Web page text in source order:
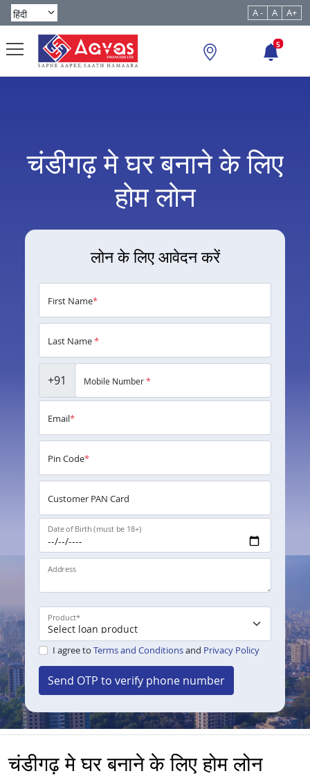
A - A A+
5
चंडीगढ़ मे घर बनाने के लिए
होम लोन
लोन के लिए आवेदन करें
First Name*
Last Name*
+91 Mobile Number*
Email*
Pin Code*
Customer PAN Card
Date of Birth (must be 18+)
Address
Product*
I agree to Terms and Conditionsand Privacy Policy
Send OTP to verify phone number
चंडीगढ़ मे घर बनाने के लिए होम लोन